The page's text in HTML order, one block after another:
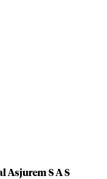
Asjurem S A S